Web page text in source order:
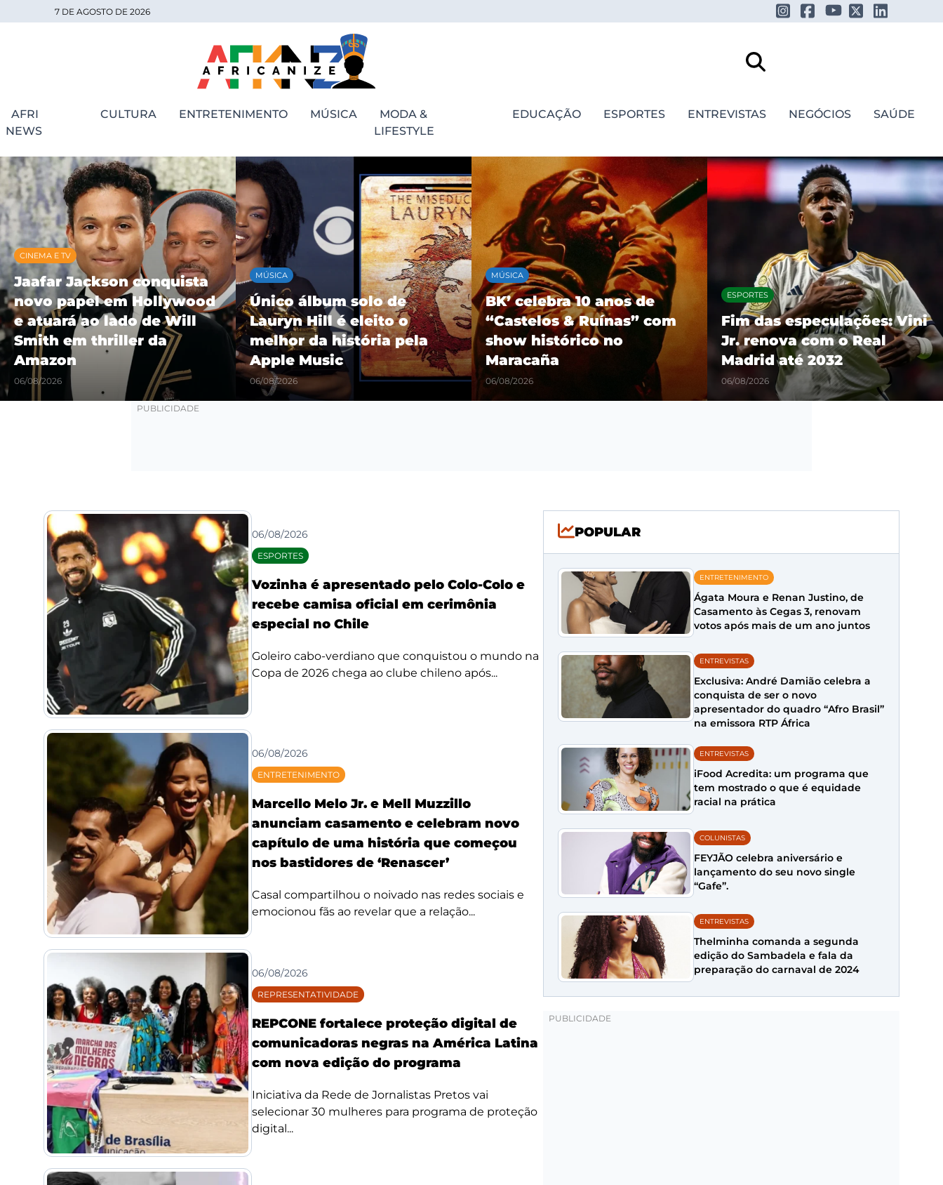
7 DE AGOSTO DE 2026
AFRI
NEWS
CULTURA ENTRETENIMENTO MÚSICA
MODA &
LIFESTYLE
EDUCAÇÃO ESPORTES ENTREVISTAS NEGÓCIOS SAÚDE
MÚSICA
Único álbum solo de
Lauryn Hill é eleito o
melhor da história pela
Apple Music
06/08/2026
MÚSICA
BK’ celebra 10 anos de
“Castelos & Ruínas” com
show histórico no
Maracaña
06/08/2026
ESPORTES
Fim das especulações: Vini
Jr. renova com o Real
Madrid até 2032
06/08/2026
FESTIVAIS E SHOWS
Daniel Caesar anuncia
show em São Paulo como
parte da turnê mundial
‘Son of Spergy’
05/08/2026
06/08/2026
ESPORTES
Vozinha é apresentado pelo Colo-Colo e
recebe camisa oficial em cerimônia
especial no Chile
Goleiro cabo-verdiano que conquistou o mundo na
Copa de 2026 chega ao clube chileno após...
06/08/2026
ENTRETENIMENTO
Marcello Melo Jr. e Mell Muzzillo
anunciam casamento e celebram novo
capítulo de uma história que começou
nos bastidores de ‘Renascer’
Casal compartilhou o noivado nas redes sociais e
emocionou fãs ao revelar que a relação...
06/08/2026
REPRESENTATIVIDADE
REPCONE fortalece proteção digital de
comunicadoras negras na América Latina
com nova edição do programa
Iniciativa da Rede de Jornalistas Pretos vai
selecionar 30 mulheres para programa de proteção
digital...
POPULAR
ENTRETENIMENTO
Ágata Moura e Renan Justino, de
Casamento às Cegas 3, renovam
votos após mais de um ano juntos
ENTREVISTAS
Exclusiva: André Damião celebra a
conquista de ser o novo
apresentador do quadro “Afro Brasil”
na emissora RTP África
ENTREVISTAS
iFood Acredita: um programa que
tem mostrado o que é equidade
racial na prática
COLUNISTAS
FEYJÃO celebra aniversário e
lançamento do seu novo single
“Gafe”.
ENTREVISTAS
Thelminha comanda a segunda
edição do Sambadela e fala da
preparação do carnaval de 2024